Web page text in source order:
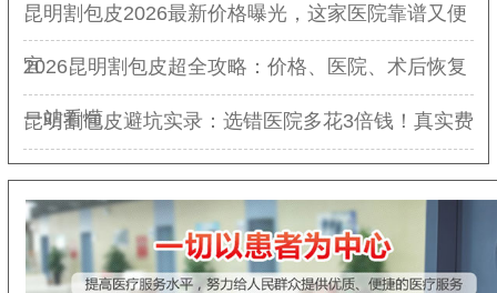
昆明割包皮2026最新价格曝光，这家医院靠谱又便
宜
2026昆明割包皮超全攻略：价格、医院、术后恢复
一站看懂
昆明割包皮避坑实录：选错医院多花3倍钱！真实费